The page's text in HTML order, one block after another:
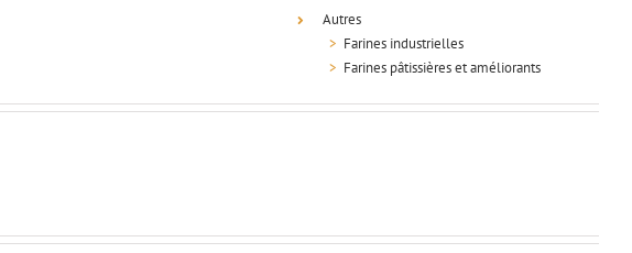
Autres
> Farines industrielles
> Farines pâtissières et améliorants